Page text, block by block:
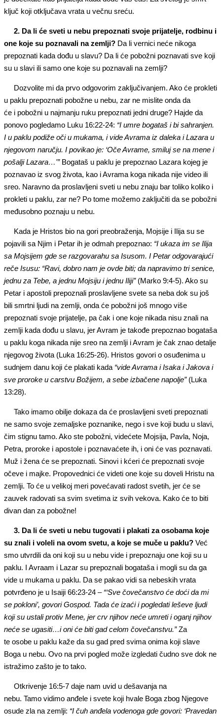
ključ koji otključava vrata u večnu sreću.
2. Da li će sveti u nebu prepoznati svoje prijatelje, rodbinu i
one koje su poznavali na zemlji? Da li vernici neće nikoga
prepoznati kada dođu u slavu? Da li će pobožni poznavati sve koji
su u slavi ili samo one koje su poznavali na zemlji?
Dozvolite mi da prvo odgovorim zaključivanjem. Ako će prokleti
u paklu prepoznati pobožne u nebu, zar ne mislite onda da
će i pobožni u najmanju ruku prepoznati jedni druge? Hajde da
ponovo pogledamo Luku 16:22-24: “I umre bogataš i bi sahranjen.
I u paklu podiže oči u mukama, i vide Avrama iz daleka i Lazara u
njegovom naručju. I povikao je: ‘Oče Avrame, smiluj se na mene i
pošalji Lazara…'”Bogataš u paklu je prepoznao Lazara kojeg je
poznavao iz svog života, kao i Avrama koga nikada nije video ili
sreo. Naravno da proslavljeni sveti u nebu znaju bar toliko koliko i
prokleti u paklu, zar ne? Po tome možemo zaključiti da se pobožni
međusobno poznaju u nebu.
Kada je Hristos bio na gori preobraženja, Mojsije i Ilija su se
pojavili sa Njim i Petar ih je odmah prepoznao: “I ukaza im se Ilija
sa Mojsijem gde se razgovarahu sa Isusom. I Petar odgovarajući
reče Isusu: “Ravi, dobro nam je ovde biti; da napravimo tri senice,
jednu za Tebe, a jednu Mojsiju i jednu Iliji”(Marko 9:4-5). Ako su
Petar i apostoli prepoznali proslavljene svete sa neba dok su još
bili smrtni ljudi na zemlji, onda će pobožni još mnogo više
prepoznati svoje prijatelje, pa čak i one koje nikada nisu znali na
zemlji kada dođu u slavu, jer Avram je takođe prepoznao bogataša
u paklu koga nikada nije sreo na zemlji i Avram je čak znao detalje
njegovog života (Luka 16:25-26). Hristos govori o osuđenima u
sudnjem danu koji će plakati kada “vide Avrama i Isaka i Jakova i
sve proroke u carstvu Božijem, a sebe izbačene napolje”(Luka
13:28).
Tako imamo obilje dokaza da će proslavljeni sveti prepoznati
ne samo svoje zemaljske poznanike, nego i sve koji budu u slavi,
čim stignu tamo. Ako ste pobožni, videćete Mojsija, Pavla, Noja,
Petra, proroke i apostole i poznavaćete ih, i oni će vas poznavati.
Muž i žena će se prepoznati. Sinovi i kćeri će prepoznati svoje
očeve i majke. Propovednici će videti one koje su doveli Hristu na
zemlji. To će u velikoj meri povećavati radost svetih, jer će se
zauvek radovati sa svim svetima iz svih vekova. Kako će to biti
divan dan za pobožne!
3. Da li će sveti u nebu tugovati i plakati za osobama koje
su znali i voleli na ovom svetu, a koje se muče u paklu? Već
smo utvrdili da oni koji su u nebu vide i prepoznaju one koji su u
paklu. I Avraam i Lazar su prepoznali bogataša i mogli su da ga
vide u mukama u paklu. Da se pakao vidi sa nebeskih vrata
potvrđeno je u Isaiji 66:23-24 – “‘Sve čovečanstvo će doći da mi
se pokloni’, govori Gospod. Tada će izaći i pogledati leševe ljudi
koji su ustali protiv Mene, jer crv njihov neće umreti i oganj njihov
neće se ugasiti…i oni će biti gad celom čovečanstvu.”Za
te osobe u paklu kaže da su gad pred svima onima koji slave
Boga u nebu. Ovo na prvi pogled može izgledati čudno sve dok ne
istražimo zašto je to tako.
Otkrivenje 16:5-7 daje nam uvid u dešavanja na
nebu. Tamo vidimo anđele i svete koji hvale Boga zbog Njegove
osude zla na zemlji: “I čuh anđela vodenoga gde govori: ‘Pravedan